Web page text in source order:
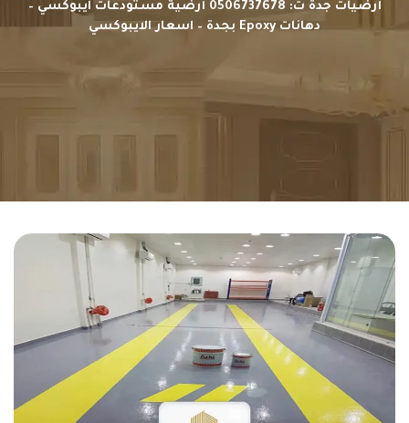
أرضيات جدة ت: 0506737678 أرضية مستودعات ايبوكسي –
دهانات Epoxy بجدة – اسعار الايبوكسي